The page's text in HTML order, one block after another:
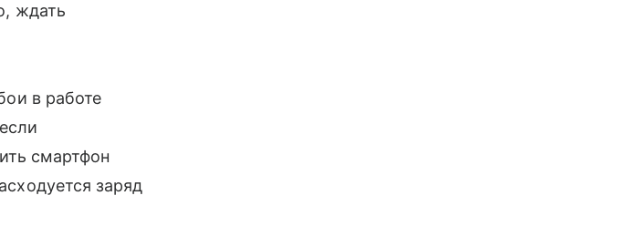
ждать
в работе
смартфон
заряд